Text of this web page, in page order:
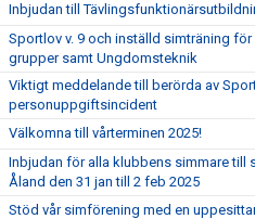
Inbjudan till
Sportlov v. 9 och inställd simträning för
grupper samt Ungdomsteknik
Viktigt meddelande till berörda av
personuppgiftsincident
Välkomna till vårterminen 2025!
Inbjudan för alla klubbens simmare till
Åland den 31 jan till 2 feb 2025
Stöd vår simförening med en